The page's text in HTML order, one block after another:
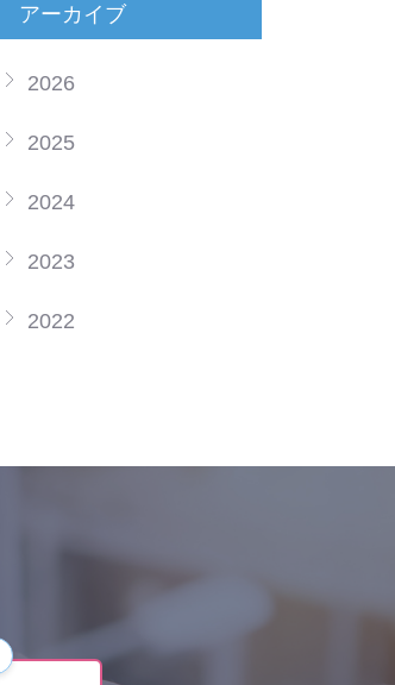
アーカイブ
2026
2025
2024
2023
2022